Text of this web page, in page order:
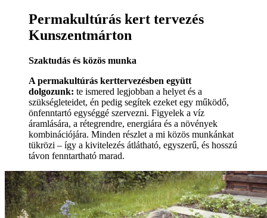
Permakultúrás kert tervezés
Kunszentmárton
Szaktudás és közös munka
A permakultúrás kerttervezésben együtt
dolgozunk: te ismered legjobban a helyet és a
szükségleteidet, én pedig segítek ezeket egy működő,
önfenntartó egységgé szervezni. Figyelek a víz
áramlására, a rétegrendre, energiára és a növények
kombinációjára. Minden részlet a mi közös munkánkat
tükrözi – így a kivitelezés átlátható, egyszerű, és hosszú
távon fenntartható marad.